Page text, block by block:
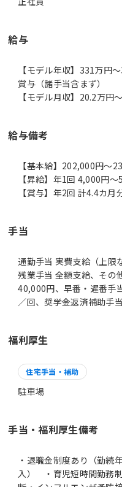
給与
【モデル年収】331万
賞与（諸手当含まず）
【モデル月収】20.2万
給与備考
【基本給】202,000円～
【昇給】年1回 4,000円～
【賞与】年2回 計4.4カ月
手当
通勤手当 実費支給（上限
残業手当 全額支給、その
40,000円、早番・遅番手
／回、奨学金返済補助手
福利厚生
住宅手当・補助
駐車場
手当・福利厚生備考
・退職金制度あり（勤続
入） ・育児短時間勤務